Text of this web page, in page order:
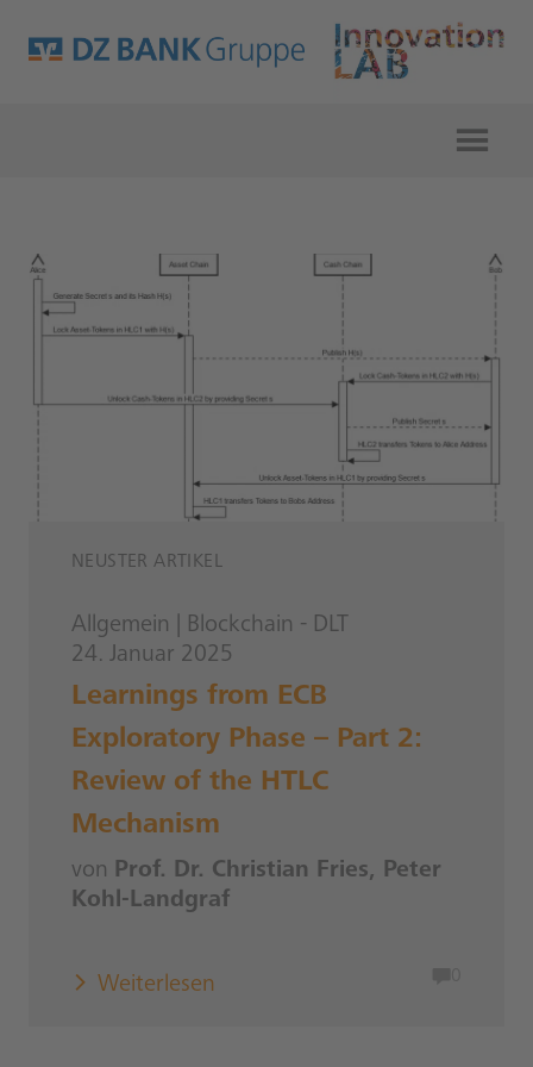
NEUSTER ARTIKEL
Allgemein
Blockchain - DLT
24. Januar 2025
Learnings from ECB
Exploratory Phase – Part 2:
Review of the HTLC
Mechanism
von Prof. Dr. Christian Fries, Peter
Kohl-Landgraf
Weiterlesen